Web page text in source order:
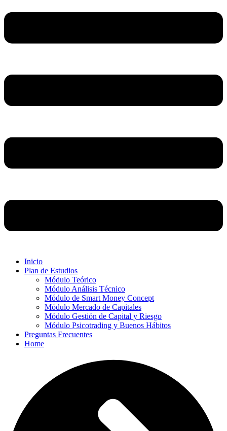
Inicio
Plan de Estudios
Módulo Teórico
Módulo Análisis Técnico
Módulo de Smart Money Concept
Módulo Mercado de Capitales
Módulo Gestión de Capital y Riesgo
Módulo Psicotrading y Buenos Hábitos
Preguntas Frecuentes
Home